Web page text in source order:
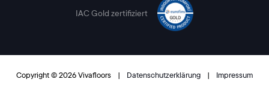
IAC Gold zertifiziert
Copyright © 2026 Vivafloors | Datenschutzerklärung | Impressum